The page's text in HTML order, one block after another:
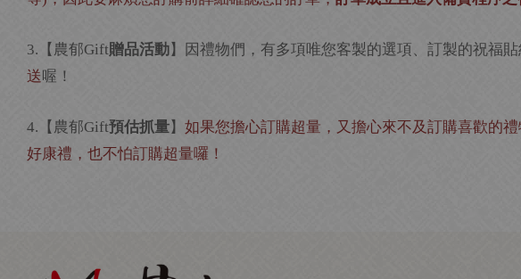
3. 【農郁Gift贈品活動】因禮物們，有多項唯您客製的選項、訂製的祝福
送喔！
4. 【農郁Gift預估抓量】 如果您擔心訂購超量，又擔心來不及訂購喜歡的禮
好康禮，也不怕訂購超量囉！